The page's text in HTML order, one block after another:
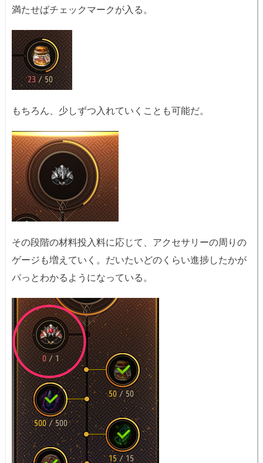
満たせばチェックマークが入る。
もちろん、少しずつ入れていくことも可能だ。
その段階の材料投入料に応じて、アクセサリーの周りの
ゲージも増えていく。だいたいどのくらい進捗したかが
パっとわかるようになっている。